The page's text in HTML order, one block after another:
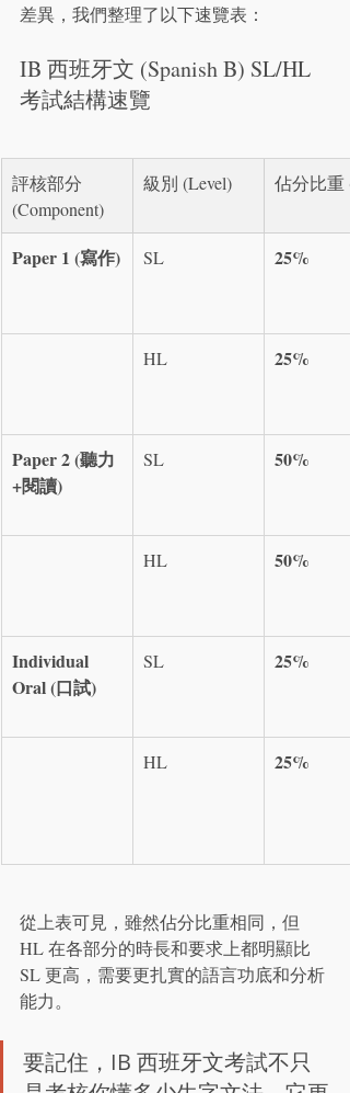
差異，我們整理了以下速覽表：
IB 西班牙文 (Spanish B) SL/HL
考試結構速覽
評核部分
(Component)
級別 (Level) 佔分比重
Paper 1 (寫作) SL 25%
HL 25%
Paper 2 (聽力
+閱讀)
SL 50%
HL 50%
Individual
Oral (口試)
SL 25%
HL 25%
從上表可見，雖然佔分比重相同，但
HL 在各部分的時長和要求上都明顯比
SL 更高，需要更扎實的語言功底和分析
能力。
要記住，IB 西班牙文考試不只